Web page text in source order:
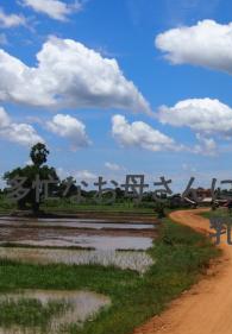
多忙なお母さん